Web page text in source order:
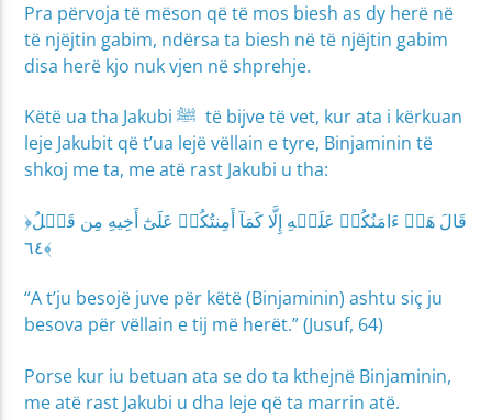
Pra përvoja të mëson që të mos biesh as dy herë në
të njëjtin gabim, ndërsa ta biesh në të njëjtin gabim
disa herë kjo nuk vjen në shprehje.
Këtë ua tha Jakubi ﷺ të bijve të vet, kur ata i kërkuan
leje Jakubit që t’ua lejë vëllain e tyre, Binjaminin të
shkoj me ta, me atë rast Jakubi u tha:
﴿قَالَ هَلۡ ءَامَنُكُمۡ عَلَيۡهِ إِلَّا كَمَآ أَمِنتُكُمۡ عَلَىٰٓ أَخِيهِ مِن قَبۡلُ
٦٤﴾
“A t’ju besojë juve për këtë (Binjaminin) ashtu siç ju
besova për vëllain e tij më herët.” (Jusuf, 64)
Porse kur iu betuan ata se do ta kthejnë Binjaminin,
me atë rast Jakubi u dha leje që ta marrin atë.